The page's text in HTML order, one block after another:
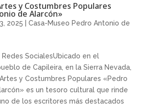
y Costumbres Populares
de Alarcón»
2025
Casa-Museo Pedro Antonio de
SocialesUbicado en el
de Capileira, en la Sierra Nevada,
y Costumbres Populares «Pedro
es un tesoro cultural que rinde
de los escritores más destacados